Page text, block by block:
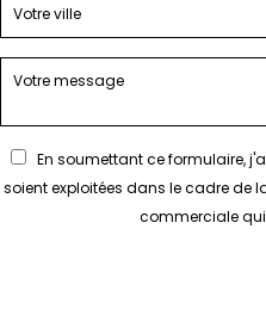
En soumettant ce formulaire,
soient exploitées dans le cadre de
commerciale